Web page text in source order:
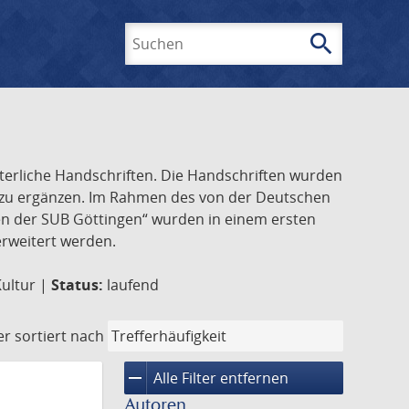
search
Handschriften. Die Handschriften wurden
ergänzen. Im Rahmen des von der Deutschen
SUB Göttingen“ wurden in einem ersten
werden.
| Status: laufend
sortiert nach
remove Alle Filter entfernen